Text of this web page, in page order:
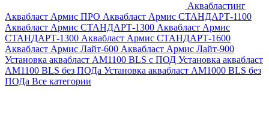
Аквабластинг
Аквабласт Армис ПРО Аквабласт Армис СТАНДАРТ-1100
Аквабласт Армис СТАНДАРТ-1300 Аквабласт Армис
СТАНДАРТ-1300 Аквабласт Армис СТАНДАРТ-1600
Аквабласт Армис Лайт-600 Аквабласт Армис Лайт-900
Установка аквабласт AM1100 BLS с ПОД Установка аквабласт
AM1100 BLS без ПОДа Установка аквабласт AM1000 BLS без
ПОДа Все категории